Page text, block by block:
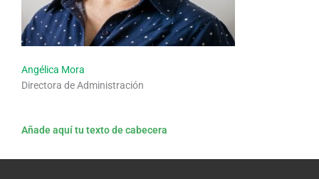
Angélica Mora
Directora de Administración
Añade aquí tu texto de cabecera